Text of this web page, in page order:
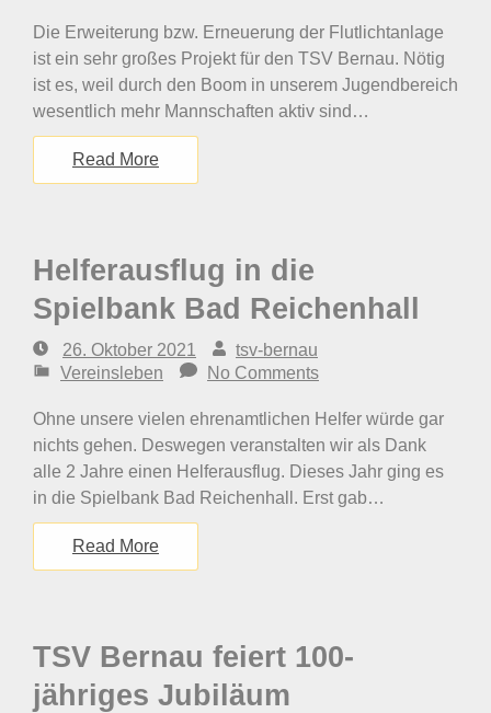
Die Erweiterung bzw. Erneuerung der Flutlichtanlage
ist ein sehr großes Projekt für den TSV Bernau. Nötig
ist es, weil durch den Boom in unserem Jugendbereich
wesentlich mehr Mannschaften aktiv sind…
Read More
Helferausflug in die
Spielbank Bad Reichenhall
26. Oktober 2021
tsv-bernau
Vereinsleben
No Comments
Ohne unsere vielen ehrenamtlichen Helfer würde gar
nichts gehen. Deswegen veranstalten wir als Dank
alle 2 Jahre einen Helferausflug. Dieses Jahr ging es
in die Spielbank Bad Reichenhall. Erst gab…
Read More
TSV Bernau feiert 100-
jähriges Jubiläum